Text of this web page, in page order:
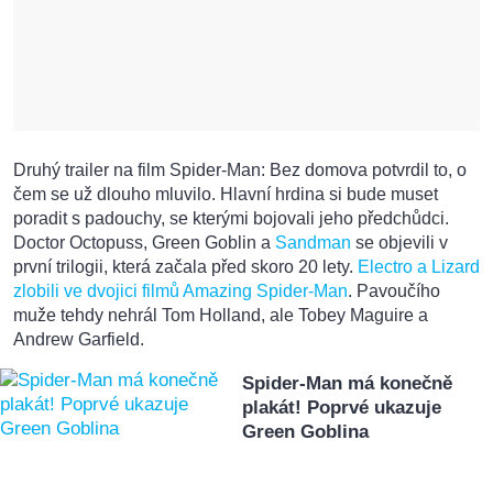
Druhý trailer na film Spider-Man: Bez domova potvrdil to, o
čem se už dlouho mluvilo. Hlavní hrdina si bude muset
poradit s padouchy, se kterými bojovali jeho předchůdci.
Doctor Octopuss, Green Goblin a Sandman se objevili v
první trilogii, která začala před skoro 20 lety. Electro a Lizard
zlobili ve dvojici filmů Amazing Spider-Man. Pavoučího
muže tehdy nehrál Tom Holland, ale Tobey Maguire a
Andrew Garfield.
Spider-Man má konečně
plakát! Poprvé ukazuje
Green Goblina